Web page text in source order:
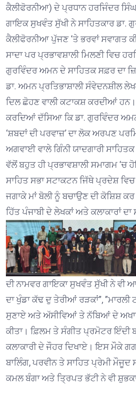
ਕੈਲੀਫੋਰਨੀਆ) ਦੇ ਪ੍ਰਧਾਨ ਹਰਜਿੰਦਰ
ਗਾਇਕ ਸੁਖਵੰਤ ਸੁੱਖੀ ਨੇ ਸਾਹਿਤਕਾਰ ਡਾ.
ਕੈਲੀਫੋਰਨੀਆ ਪੁੱਜਣ ‘ਤੇ ਭਰਵਾਂ ਸਵਾਗਤ
ਸਾਦਾ ਪਰ ਪ੍ਰਭਾਵਸ਼ਾਲੀ ਮਿਲਣੀ ਵਿਚ
ਗੁਰਵਿੰਦਰ ਅਮਨ ਦੇ ਸਾਹਿਤਕ ਸਫ਼ਰ ਦਾ
ਡਾ. ਅਮਨ ਪ੍ਰਤਿਭਾਸ਼ਾਲੀ ਸੰਵੇਦਨਸ਼ੀਲ
ਦਿਲ ਛੋਹਣ ਵਾਲੀ ਕਟਾਕਸ਼ ਕਰਦੀਆਂ
ਕਰਦਿਆਂ ਦੱਸਿਆ ਕਿ ਡਾ. ਗੁਰਵਿੰਦਰ ਅਮਨ
‘ਸ਼ਬਦਾਂ ਦੀ ਪਰਵਾਜ਼’ ਦਾ ਲੋਕ ਅਰਪਣ
ਅਗਵਾਈ ਵਾਲੇ ਗਿੰਨੀ ਯਾਦਗਾਰੀ
ਵੱਲੋਂ ਬਹੁਤ ਹੀ ਪ੍ਰਭਾਵਸ਼ਾਲੀ ਸਮਾਗਮ ‘ਚ
ਸਾਹਿਤ ਸਭਾ ਸਟਾਕਟਨ ਜਿੱਥੇ ਪ੍ਰਦੇਸ਼ ਵਿਚ
ਜਗਾਕੇ ਮਾਂ ਬੋਲੀ ਨੂੰ ਬਚਾਉਣ ਦੀ ਕੋਸ਼ਿਸ਼
ਹਿੱਤ ਪੰਜਾਬੀ ਦੇ ਲੇਖਕਾਂ ਅਤੇ ਕਲਾਕਾਰਾਂ ਦਾ
ਦੀ ਨਾਮਵਰ ਗਾਇਕਾ ਸੁਖਵੰਤ ਸੁੱਖੀ ਨੇ ਵੀ
ਦਾ ਖੁੰਡਾ ਕੱਢ ਦੁ ਤੇਰੀਆਂ ਰੜਕਾਂ”, ”ਮਾਰਲੀ
ਸੁਣਾਏ ਅਤੇ ਅੱਸੀਵਿਆਂ ਤੇ ਨੱਬਿਆਂ ਦੇ
ਕੀਤਾ। ਫ਼ਿਲਮ ਤੇ ਸੰਗੀਤ ਪ੍ਰਮੋਟਰ ਇੰਦੀ
ਕਲਾਕਾਰੀ ਦੇ ਜੌਹਰ ਦਿਖਾਏ। ਇਸ ਮੌਕੇ
ਬਾਲਿੰਗ, ਪਰਵੀਨ ਤੇ ਸਾਹਿਤ ਪ੍ਰੇਮੀ ਮੌਜੂਦ
ਕਮਲ ਬੰਗਾ ਅਤੇ ਤ੍ਰਿਪਤ ਭੱਟੀ ਨੇ ਵੀ